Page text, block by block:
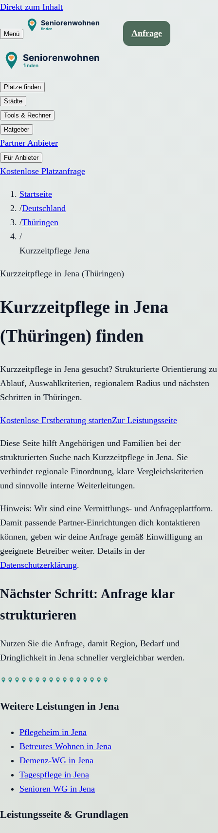
Direkt zum Inhalt
Menü Anfrage
Plätze finden
Städte
Tools & Rechner
Ratgeber
Partner Anbieter
Für Anbieter
Kostenlose Platzanfrage
Startseite
/Deutschland
/Thüringen
/
Kurzzeitpflege Jena
Kurzzeitpflege in Jena (Thüringen)
Kurzzeitpflege in Jena
(Thüringen) finden
Kurzzeitpflege in Jena gesucht? Strukturierte Orientierung zu
Ablauf, Auswahlkriterien, regionalem Radius und nächsten
Schritten in Thüringen.
Kostenlose Erstberatung startenZur Leistungsseite
Diese Seite hilft Angehörigen und Familien bei der
strukturierten Suche nach Kurzzeitpflege in Jena. Sie
verbindet regionale Einordnung, klare Vergleichskriterien
und sinnvolle interne Weiterleitungen.
Hinweis: Wir sind eine Vermittlungs- und Anfrageplattform.
Damit passende Partner-Einrichtungen dich kontaktieren
können, geben wir deine Anfrage gemäß Einwilligung an
geeignete Betreiber weiter. Details in der
Datenschutzerklärung.
Nächster Schritt: Anfrage klar
strukturieren
Nutzen Sie die Anfrage, damit Region, Bedarf und
Dringlichkeit in Jena schneller vergleichbar werden.
Weitere Leistungen in Jena
Pflegeheim in Jena
Betreutes Wohnen in Jena
Demenz-WG in Jena
Tagespflege in Jena
Senioren WG in Jena
Leistungsseite & Grundlagen